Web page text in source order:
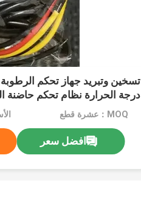
تسخين وتبريد جهاز تحكم
درجة الحرارة نظام تحكم حاضنة
MOQ：عشرة قطع
افضل سعر